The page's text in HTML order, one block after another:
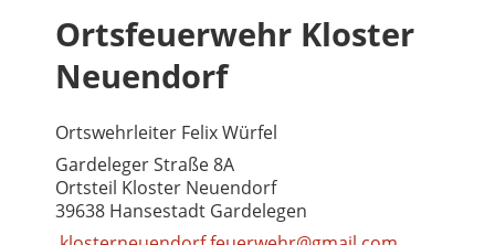
Ortsfeuerwehr Kloster
Neuendorf
Ortswehrleiter Felix Würfel
Gardeleger Straße 8A
Ortsteil Kloster Neuendorf
39638 Hansestadt Gardelegen